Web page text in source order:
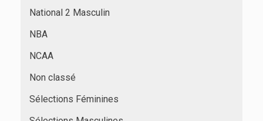
National 2 Masculin
NBA
NCAA
Non classé
Sélections Féminines